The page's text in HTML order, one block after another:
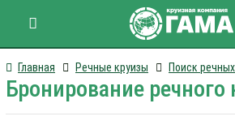
Главная Речные круизы Поиск
Бронирование речного